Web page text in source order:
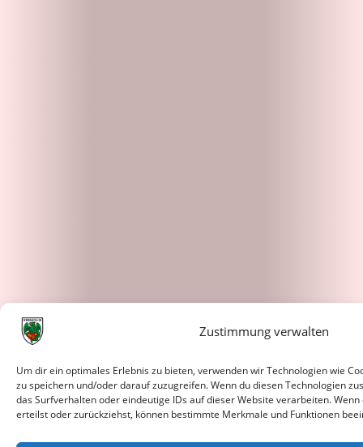
Zustimmung verwalten
Um dir ein optimales Erlebnis zu bieten, verwenden wir Technologien wie
zu speichern und/oder darauf zuzugreifen. Wenn du diesen Technologien
das Surfverhalten oder eindeutige IDs auf dieser Website verarbeiten.
erteilst oder zurückziehst, können bestimmte Merkmale und Funktionen